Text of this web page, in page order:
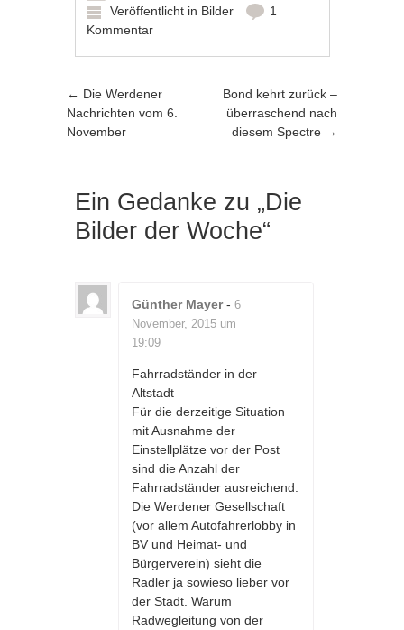
Veröffentlicht in Bilder
1
Kommentar
Artikel-Navigation
← Die Werdener
Nachrichten vom 6.
November
Bond kehrt zurück –
überraschend nach
diesem Spectre →
Ein Gedanke zu „Die
Bilder der Woche“
Günther Mayer- 6
November, 2015 um
19:09
Fahrradständer in der
Altstadt
Für die derzeitige Situation
mit Ausnahme der
Einstellplätze vor der Post
sind die Anzahl der
Fahrradständer ausreichend.
Die Werdener Gesellschaft
(vor allem Autofahrerlobby in
BV und Heimat- und
Bürgerverein) sieht die
Radler ja sowieso lieber vor
der Stadt. Warum
Radwegleitung von der